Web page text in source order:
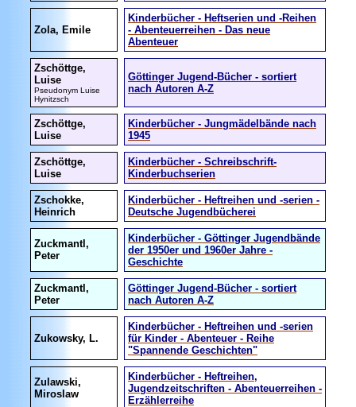
Zola, Emile
Kinderbücher - Heftserien und -Reihen
- Abenteuerreihen - Das neue
Abenteuer
Zschöttge,
Luise
Pseudonym Luise
Hynitzsch
Göttinger Jugend-Bücher - sortiert
nach Autoren A-Z
Zschöttge,
Luise
Kinderbücher - Jungmädelbände nach
1945
Zschöttge,
Luise
Kinderbücher - Schreibschrift-
Kinderbuchserien
Zschokke,
Heinrich
Kinderbücher - Heftreihen und -serien -
Deutsche Jugendbücherei
Zuckmantl,
Peter
Kinderbücher - Göttinger Jugendbände
der 1950er und 1960er Jahre -
Geschichte
Zuckmantl,
Peter
Göttinger Jugend-Bücher - sortiert
nach Autoren A-Z
Zukowsky, L.
Kinderbücher - Heftreihen und -serien
für Kinder - Abenteuer - Reihe
"Spannende Geschichten"
Zulawski,
Miroslaw
Kinderbücher - Heftreihen,
Jugendzeitschriften - Abenteuerreihen -
Erzählerreihe